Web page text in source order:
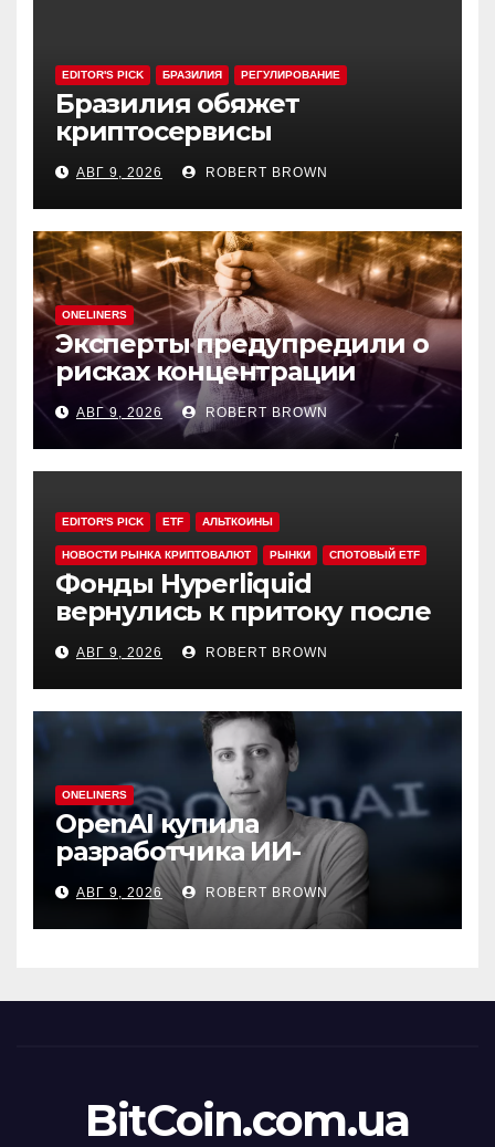
EDITOR'S PICK БРАЗИЛИЯ РЕГУЛИРОВАНИЕ
Бразилия обяжет
криптосервисы
задерживать переводы из-
за мошенничества
АВГ 9, 2026 ROBERT BROWN
ONELINERS
Эксперты предупредили о
рисках концентрации
резервов ДАО в своих
токенах
АВГ 9, 2026 ROBERT BROWN
EDITOR'S PICK ETF АЛЬТКОИНЫ
НОВОСТИ РЫНКА КРИПТОВАЛЮТ РЫНКИ СПОТОВЫЙ ETF
Фонды Hyperliquid
вернулись к притоку после
3-х недель оттока
АВГ 9, 2026 ROBERT BROWN
ONELINERS
OpenAI купила
разработчика ИИ-
генератора презентаций
NextSlide
АВГ 9, 2026 ROBERT BROWN
BitCoin.com.ua